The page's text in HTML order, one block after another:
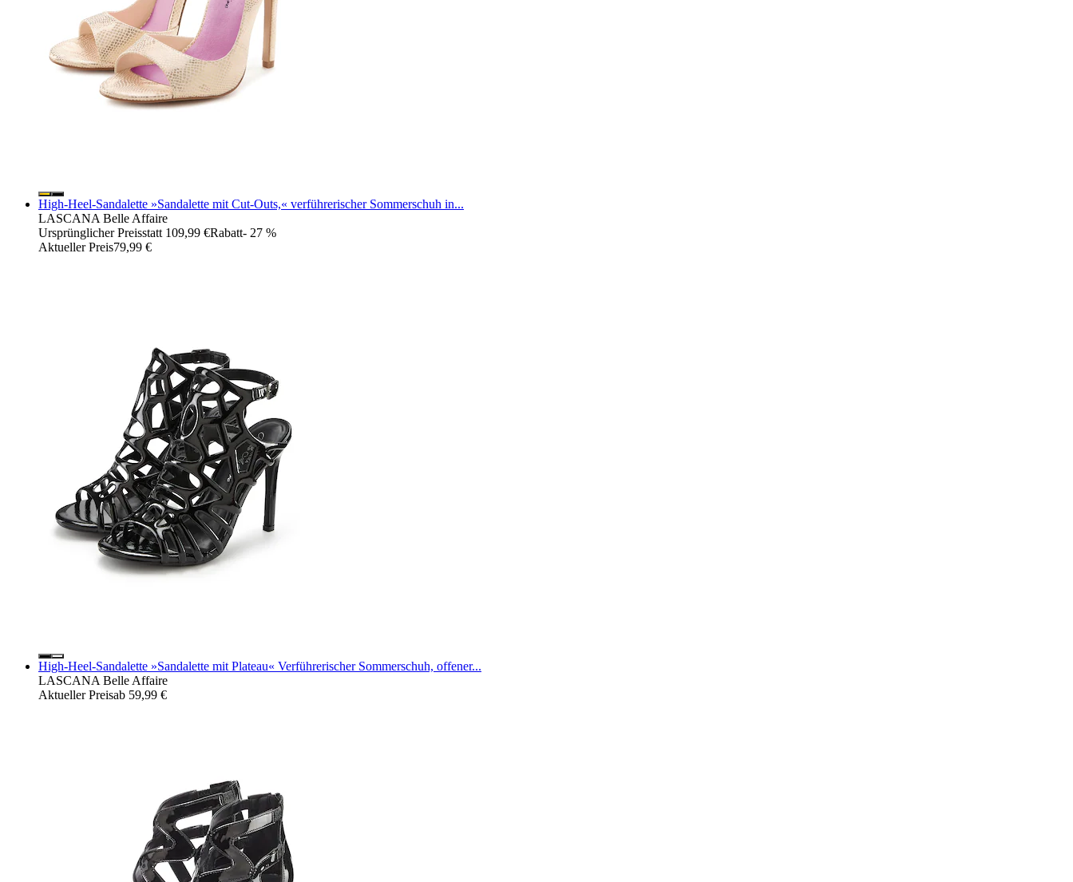
High-Heel-Sandalette »Sandalette mit Cut-Outs,« verführerischer Sommerschuh in...
LASCANA Belle Affaire
Ursprünglicher Preisstatt 109,99 €Rabatt- 27 %
Aktueller Preis79,99 €
High-Heel-Sandalette »Sandalette mit Plateau« Verführerischer Sommerschuh, offener...
LASCANA Belle Affaire
Aktueller Preisab 59,99 €